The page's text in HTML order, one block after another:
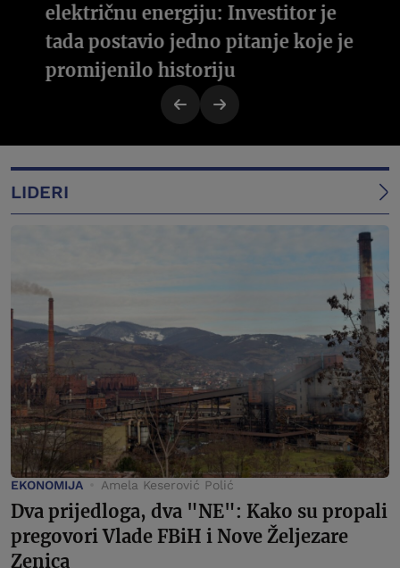
električnu energiju: Investitor je
tada postavio jedno pitanje koje je
promijenilo historiju
LIDERI
EKONOMIJA Amela Keserović Polić
Dva prijedloga, dva "NE": Kako su propali
pregovori Vlade FBiH i Nove Željezare
Zenica